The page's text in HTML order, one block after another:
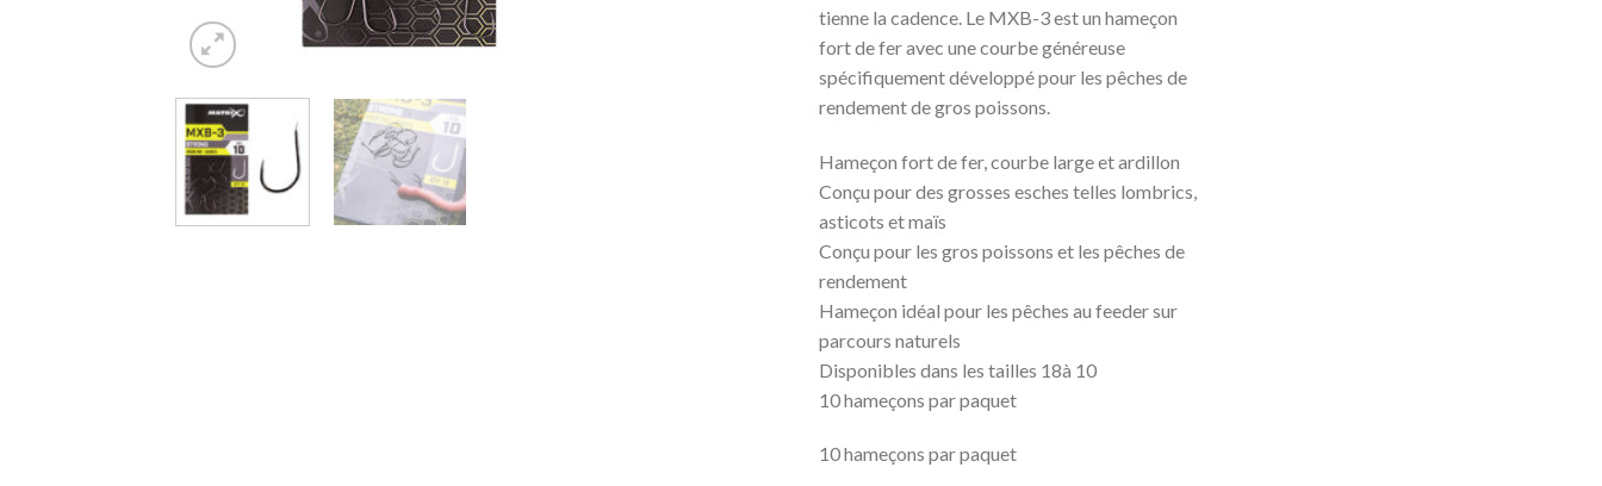
tienne la cadence. Le MXB-3 est un hameçon
fort de fer avec une courbe généreuse
spécifiquement développé pour les pêches de
rendement de gros poissons.
Hameçon fort de fer, courbe large et ardillon
Conçu pour des grosses esches telles lombrics,
asticots et maïs
Conçu pour les gros poissons et les pêches de
rendement
Hameçon idéal pour les pêches au feeder sur
parcours naturels
Disponibles dans les tailles 18à 10
10 hameçons par paquet
10 hameçons par paquet